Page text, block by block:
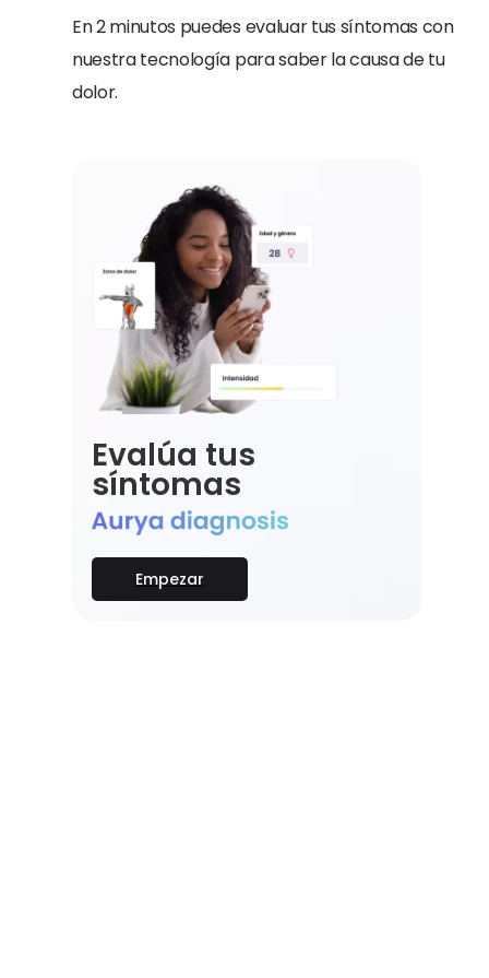
En 2 minutos puedes evaluar tus síntomas con
nuestra tecnología para saber la causa de tu
dolor.
Evalúa tus
síntomas
Empezar